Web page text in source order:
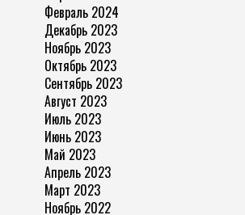
Февраль 2024
Декабрь 2023
Ноябрь 2023
Октябрь 2023
Сентябрь 2023
Август 2023
Июль 2023
Июнь 2023
Май 2023
Апрель 2023
Март 2023
Ноябрь 2022